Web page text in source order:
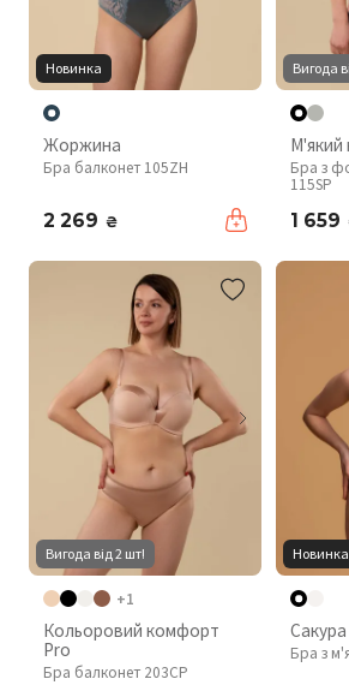
Новинка
Жоржина
Бра балконет 105ZH
2 269 ₴
Вигода
М'який
Бра з
115SP
1 659
Вигода від 2 шт!
+1
Кольоровий комфорт
Pro
Бра балконет 203CP
Новинка
Сакура
Бра з